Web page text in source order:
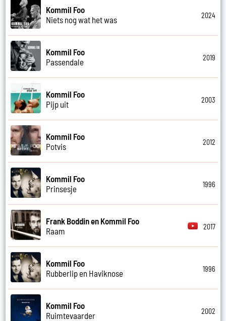
Kommil Foo
Niets nog wat het was
2024
Kommil Foo
Passendale
2019
Kommil Foo
Pijp uit
2003
Kommil Foo
Potvis
2012
Kommil Foo
Prinsesje
1996
Frank Boddin en Kommil Foo
Raam
2017
Kommil Foo
Rubberlip en Haviknose
1996
Kommil Foo
Ruimtevaarder
2002